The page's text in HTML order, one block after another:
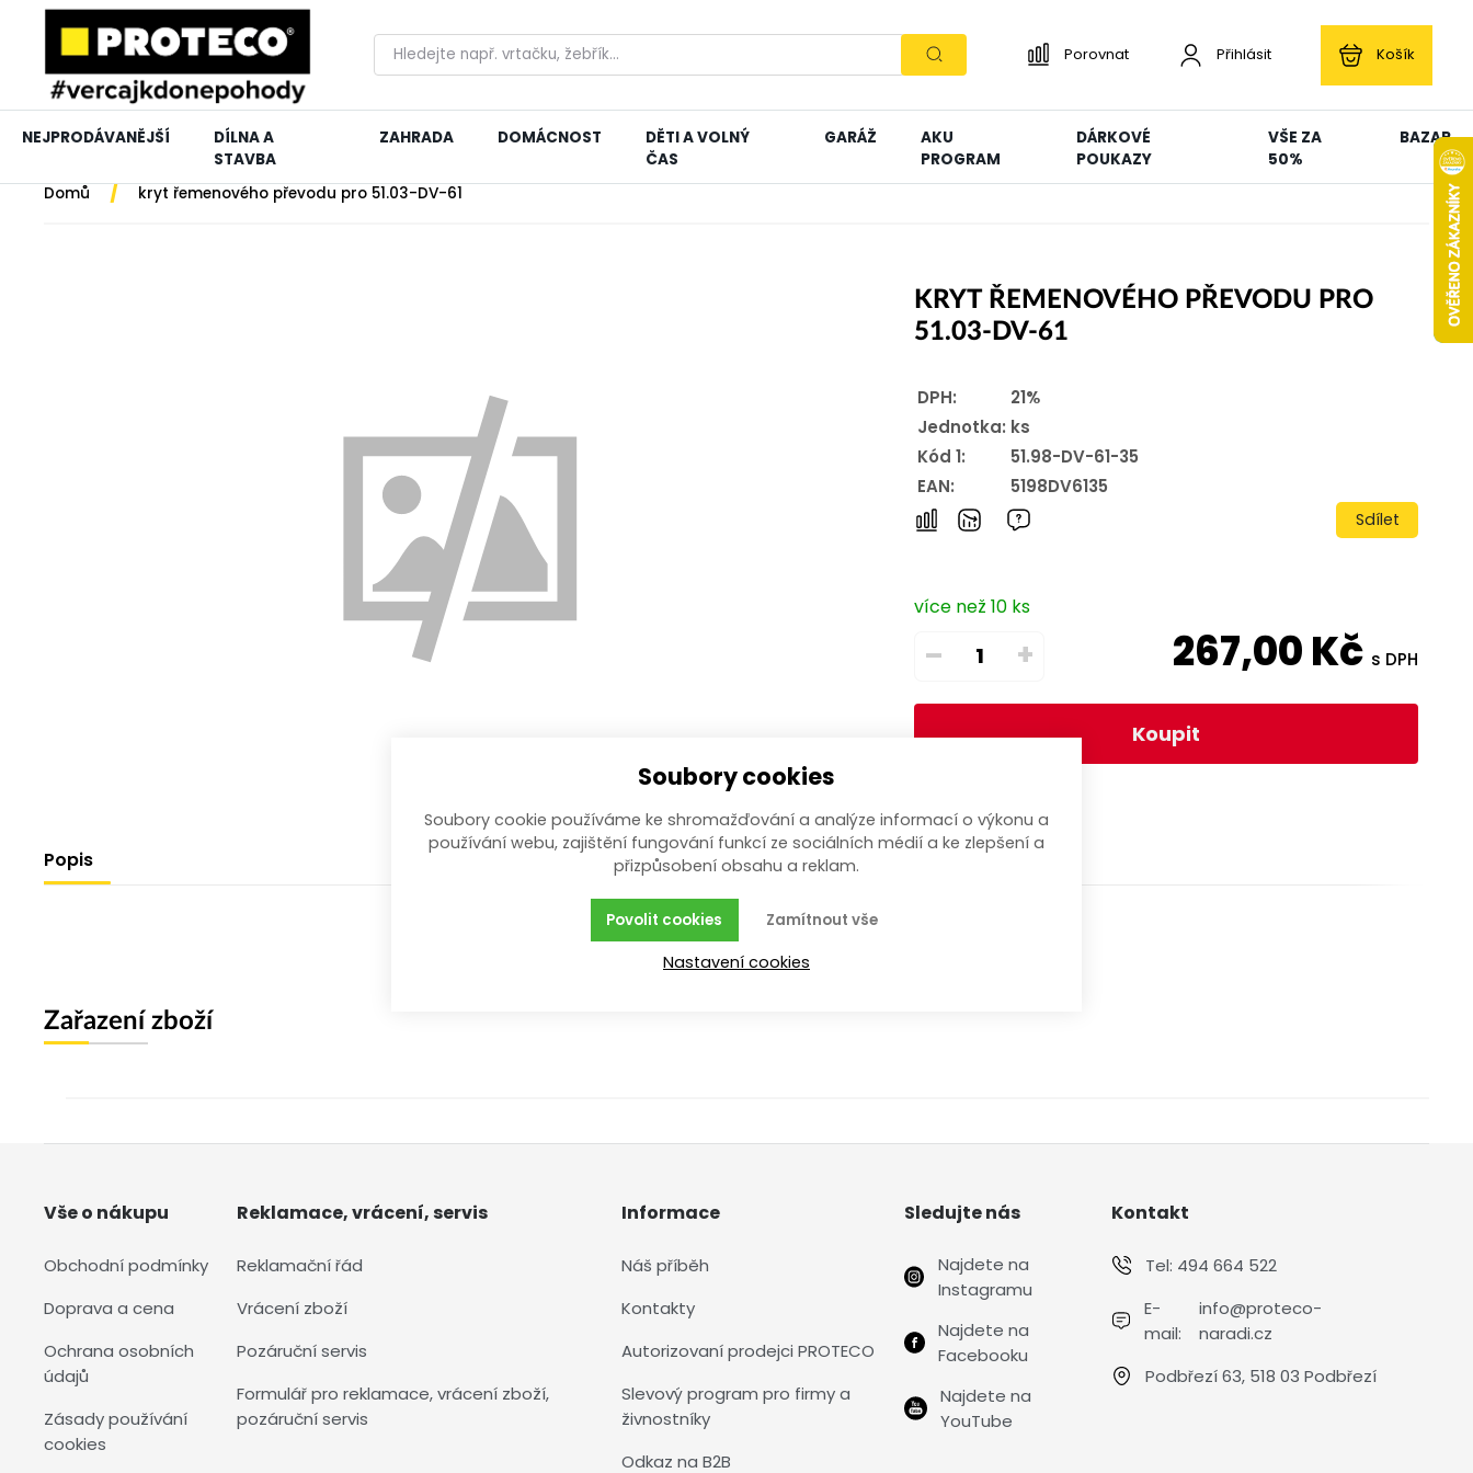
Porovnat Přihlásit Košík
NEJPRODÁVANĚJŠÍ
DÍLNA A
STAVBA
ZAHRADA DOMÁCNOST
DĚTI A VOLNÝ
ČAS
GARÁŽ
AKU
PROGRAM
DÁRKOVÉ
POUKAZY
VŠE ZA
50%
BAZAR
Domů / kryt řemenového převodu pro 51.03-DV-61
KRYT ŘEMENOVÉHO PŘEVODU PRO
51.03-DV-61
DPH:
21%
Jednotka: ks
Kód 1:
51.98-DV-61-35
EAN:
5198DV6135
Sdílet
více než 10 ks
– + 267,00Kč s DPH
Koupit
Popis
Zařazení zboží
Vše o nákupu
Obchodní podmínky
Doprava a cena
Ochrana osobních
údajů
Zásady používání
cookies
Reklamace, vrácení, servis
Reklamační řád
Vrácení zboží
Pozáruční servis
Formulář pro reklamace, vrácení zboží,
pozáruční servis
Informace
Náš příběh
Kontakty
Autorizovaní prodejci PROTECO
Slevový program pro firmy a
živnostníky
Odkaz na B2B
Sledujte nás
Najdete na
Instagramu
Najdete na
Facebooku
Najdete na
YouTube
Kontakt
Tel: 494 664 522
E-
mail:
info@proteco-
naradi.cz
Podbřezí 63, 518 03 Podbřezí
Soubory cookies
Soubory cookie používáme ke shromažďování a analýze informací o výkonu a
používání webu, zajištění fungování funkcí ze sociálních médií a ke zlepšení a
přizpůsobení obsahu a reklam.
Zamítnout vše
Povolit cookies
Nastavení cookies